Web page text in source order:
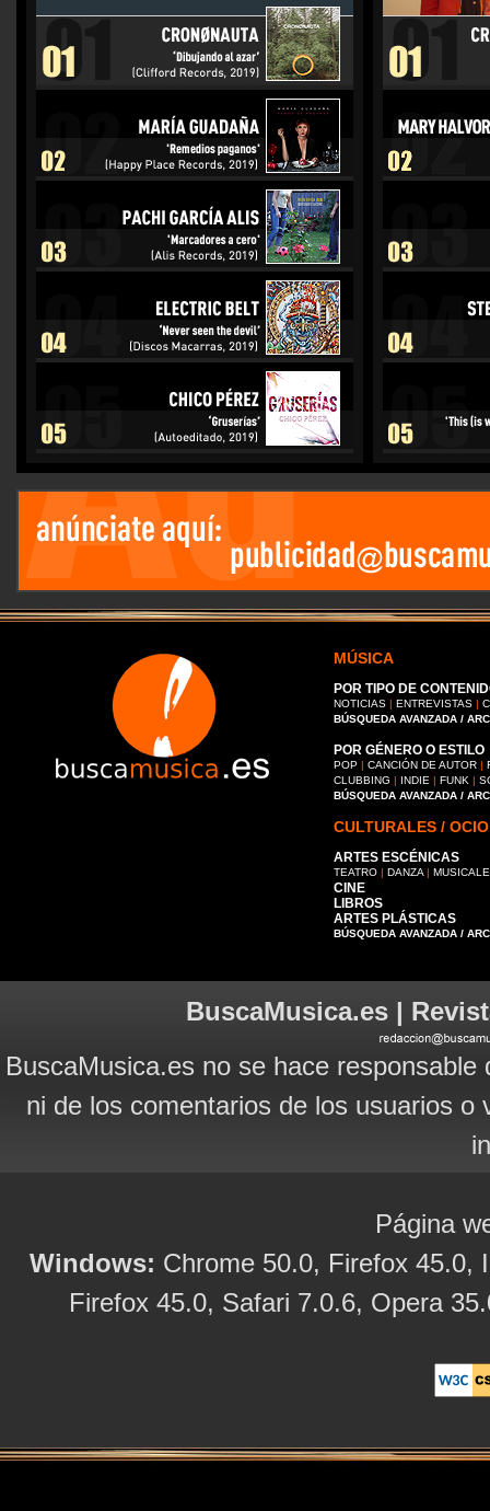
MÚSICA
POR TIPO DE
NOTICIAS | ENTREVISTAS |
BÚSQUEDA AVANZADA /
POR GÉNERO O ESTILO
POP | CANCIÓN DE AUTOR |
CLUBBING | INDIE | FUNK |
BÚSQUEDA AVANZADA /
CULTURALES / OCIO
ARTES ESCÉNICAS
TEATRO | DANZA |
CINE
LIBROS
ARTES PLÁSTICAS
BÚSQUEDA AVANZADA /
BuscaMusica.es |
BuscaMusica.es no se hace
ni de los comentarios de los usuarios
Página
Windows: Chrome 50.0, Firefox 45.0,
Firefox 45.0, Safari 7.0.6, Opera